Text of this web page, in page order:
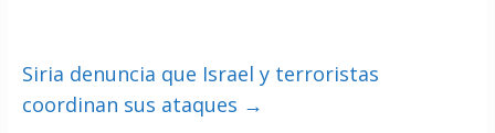
Siria denuncia que Israel y terroristas
coordinan sus ataques →